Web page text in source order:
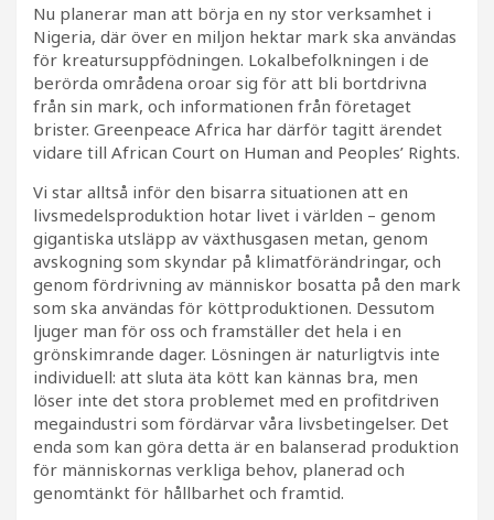
Nu planerar man att börja en ny stor verksamhet i
Nigeria, där över en miljon hektar mark ska användas
för kreatursuppfödningen. Lokalbefolkningen i de
berörda områdena oroar sig för att bli bortdrivna
från sin mark, och informationen från företaget
brister. Greenpeace Africa har därför tagitt ärendet
vidare till African Court on Human and Peoples’ Rights.
Vi star alltså inför den bisarra situationen att en
livsmedelsproduktion hotar livet i världen – genom
gigantiska utsläpp av växthusgasen metan, genom
avskogning som skyndar på klimatförändringar, och
genom fördrivning av människor bosatta på den mark
som ska användas för köttproduktionen. Dessutom
ljuger man för oss och framställer det hela i en
grönskimrande dager. Lösningen är naturligtvis inte
individuell: att sluta äta kött kan kännas bra, men
löser inte det stora problemet med en profitdriven
megaindustri som fördärvar våra livsbetingelser. Det
enda som kan göra detta är en balanserad produktion
för människornas verkliga behov, planerad och
genomtänkt för hållbarhet och framtid.